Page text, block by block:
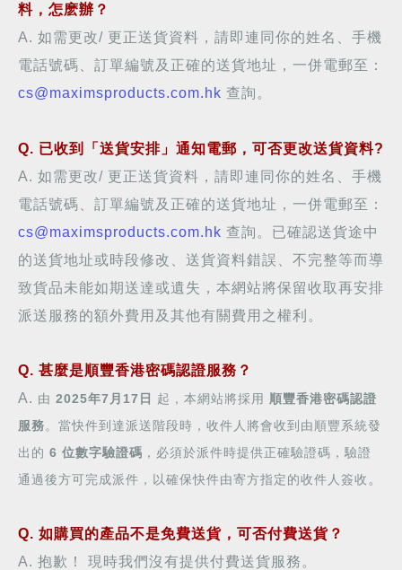
料，怎麽辦？
A. 如需更改/ 更正送貨資料， 請即連同你的姓名、手機
電話號碼
訂單編號 及正確的送貨地址，一併電郵至 ：
cs@maximsproducts.com.hk 查詢。
Q. 已收到「送貨安排」通知電郵，可否更改送貨資料?
A. 如需更改/ 更正送貨資料， 請即連同你的姓名、手機
電話號碼
訂單編號 及正確的送貨地址，一併電郵至 ：
cs@maximsproducts.com.hk 查詢。已確認送貨途中
的送貨地址或時段修改、送貨資料錯誤、不完整等而導
致貨品未能如期送達或遺失，本網站將保留收取再安排
派送服務的額外費用及其他有關費用之權利。
Q. 甚麼是順豐香港密碼認證服務 ？
A. 由 2025年7月17日 起，本網站將採用
順豐香港密碼認證
服務。當快件到達派送階段時，收件人將會收到由順豐系統發
出的 6 位數字驗證碼 ，必須於派件時提供正確驗證碼，驗證
通過後方可完成派件，以確保快件由寄方指定的收件人簽收 。
Q. 如購買的產品不是免費送貨，可否付費送貨？
A. 抱歉 ！ 現時我們沒有提供付費送貨服務。